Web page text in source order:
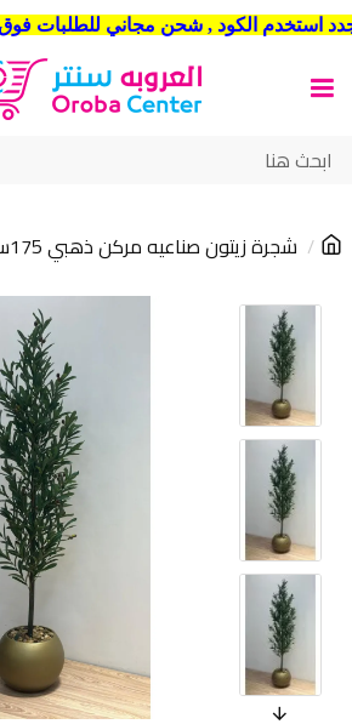
شحن مجاني للطلبات فوق 499رس داخل الرياض . وشحن الي جميع مدن المملكة العربية السعودية
شجرة زيتون صناعيه مركن ذهبي 175سم